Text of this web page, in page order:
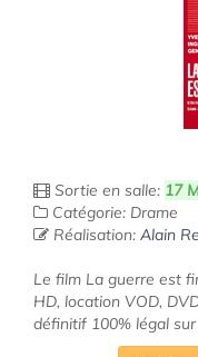
Sortie en salle: 17
Catégorie: Drame
Réalisation: Alain
Le film La guerre est
HD, location VOD,
définitif 100% légal sur